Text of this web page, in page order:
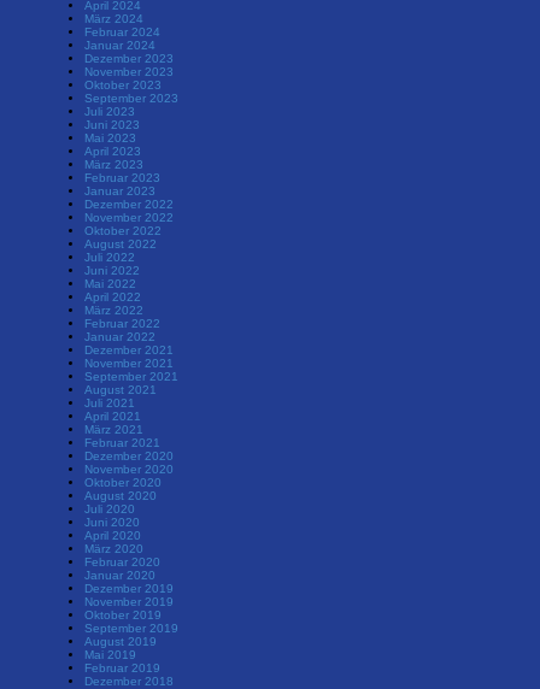
April 2024
März 2024
Februar 2024
Januar 2024
Dezember 2023
November 2023
Oktober 2023
September 2023
Juli 2023
Juni 2023
Mai 2023
April 2023
März 2023
Februar 2023
Januar 2023
Dezember 2022
November 2022
Oktober 2022
August 2022
Juli 2022
Juni 2022
Mai 2022
April 2022
März 2022
Februar 2022
Januar 2022
Dezember 2021
November 2021
September 2021
August 2021
Juli 2021
April 2021
März 2021
Februar 2021
Dezember 2020
November 2020
Oktober 2020
August 2020
Juli 2020
Juni 2020
April 2020
März 2020
Februar 2020
Januar 2020
Dezember 2019
November 2019
Oktober 2019
September 2019
August 2019
Mai 2019
Februar 2019
Dezember 2018